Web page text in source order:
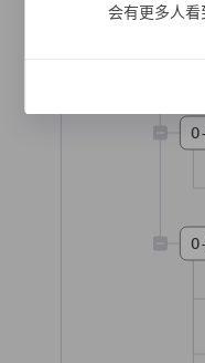
O-
会有更多人